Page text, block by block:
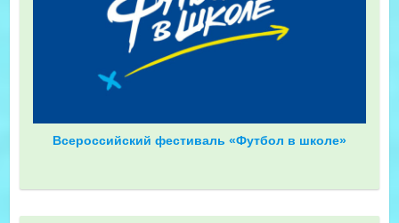
Всероссийский фестиваль «Футбол в школе»